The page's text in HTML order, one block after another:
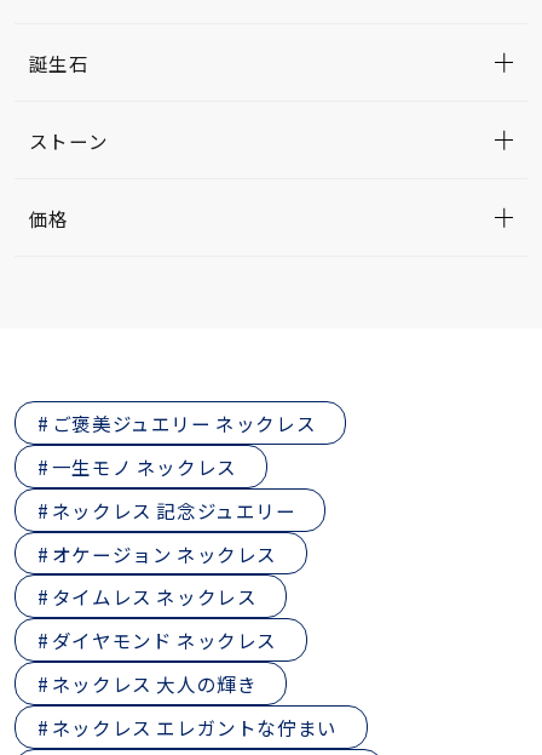
誕生石
ストーン
価格
ご褒美ジュエリー ネックレス
一生モノ ネックレス
ネックレス 記念ジュエリー
オケージョン ネックレス
タイムレス ネックレス
ダイヤモンド ネックレス
ネックレス 大人の輝き
ネックレス エレガントな佇まい